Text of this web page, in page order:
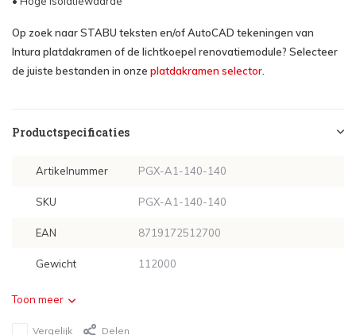
Op zoek naar STABU teksten en/of AutoCAD tekeningen van
Intura platdakramen of de lichtkoepel renovatiemodule? Selecteer
de juiste bestanden in onze platdakramen selector
Productspecificaties
Artikelnummer PGX-A1-140-140
SKU PGX-A1-140-140
EAN 8719172512700
Gewicht 112000
Toon meer
Vergelijk Delen